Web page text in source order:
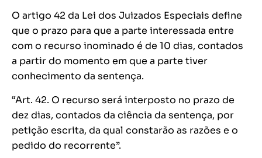
O artigo 42 da Lei dos Juizados Especiais define
que o prazo para que a parte interessada entre
com o recurso inominado é de 10 dias, contados
a partir do momento em que a parte tiver
conhecimento da sentença.
“Art. 42. O recurso será interposto no prazo de
dez dias, contados da ciência da sentença, por
petição escrita, da qual constarão as razões e o
pedido do recorrente”.